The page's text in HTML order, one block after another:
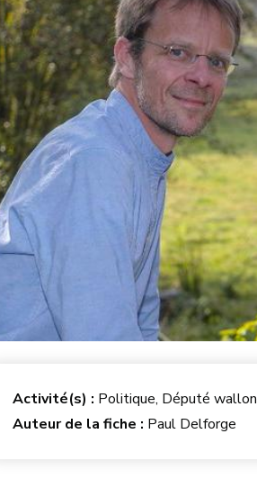
Activité(s) : Politique, Député wallon
Auteur de la fiche : Paul Delforge